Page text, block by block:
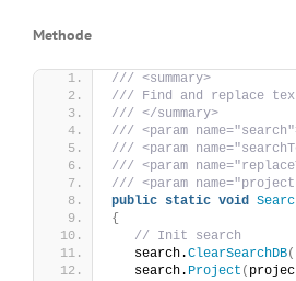
Methode
/// <summary>
/// Find and replace
/// </summary>
/// <param
/// <param
/// <param
/// <param
public static void
{
// Init search
   search.
ClearSearchDB(
   search.
Project (